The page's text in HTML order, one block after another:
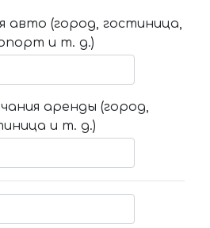
авто (город, гостиница,
и т. д.)
аренды (город,
и т. д.)